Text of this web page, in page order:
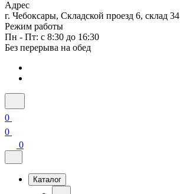
Адрес
г. Чебоксары, Складской проезд 6, склад 34
Режим работы
Пн - Пт: с 8:30 до 16:30
Без перерыва на обед
0
0
0
Каталог